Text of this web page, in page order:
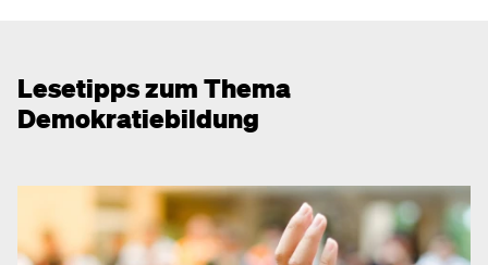
Lesetipps zum Thema
Demokratiebildung